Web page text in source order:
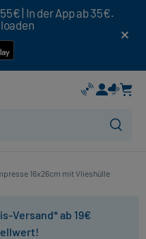
| In der App ab 35€.
16x26cm mit Vlieshülle
Versand* ab 19€